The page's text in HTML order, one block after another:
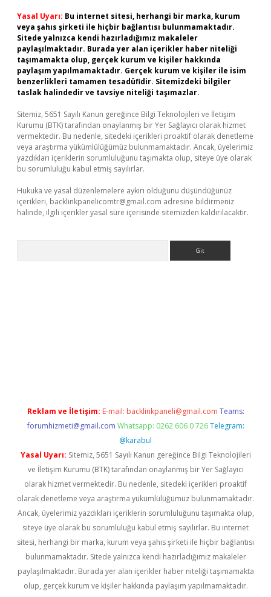
Yasal Uyarı: Bu internet sitesi, herhangi bir marka, kurum
veya şahıs şirketi ile hiçbir bağlantısı bulunmamaktadır.
Sitede yalnızca kendi hazırladığımız makaleler
paylaşılmaktadır. Burada yer alan içerikler haber niteliği
taşımamakta olup, gerçek kurum ve kişiler hakkında
paylaşım yapılmamaktadır. Gerçek kurum ve kişiler ile isim
benzerlikleri tamamen tesadüfidir. Sitemizdeki bilgiler
taslak halindedir ve tavsiye niteliği taşımazlar.
Sitemiz, 5651 Sayılı Kanun gereğince Bilgi Teknolojileri ve İletişim
Kurumu (BTK) tarafından onaylanmış bir Yer Sağlayıcı olarak hizmet
vermektedir. Bu nedenle, sitedeki içerikleri proaktif olarak denetleme
veya araştırma yükümlülüğümüz bulunmamaktadır. Ancak, üyelerimiz
yazdıkları içeriklerin sorumluluğunu taşımakta olup, siteye üye olarak
bu sorumluluğu kabul etmiş sayılırlar.
Hukuka ve yasal düzenlemelere aykırı olduğunu düşündüğünüz
içerikleri, backlinkpanelicomtr@gmail.com adresine bildirmeniz
halinde, ilgili içerikler yasal süre içerisinde sitemizden kaldırılacaktır.
Reklam ve İletişim: E-mail: backlinkpaneli@gmail.com Teams:
forumhizmeti@gmail.com Whatsapp: 0262 606 0 726 Telegram:
@karabul
Yasal Uyarı: Sitemiz, 5651 Sayılı Kanun gereğince Bilgi Teknolojileri
ve İletişim Kurumu (BTK) tarafından onaylanmış bir Yer Sağlayıcı
olarak hizmet vermektedir. Bu nedenle, sitedeki içerikleri proaktif
olarak denetleme veya araştırma yükümlülüğümüz bulunmamaktadır.
Ancak, üyelerimiz yazdıkları içeriklerin sorumluluğunu taşımakta olup,
siteye üye olarak bu sorumluluğu kabul etmiş sayılırlar. Bu internet
sitesi, herhangi bir marka, kurum veya şahıs şirketi ile hiçbir bağlantısı
bulunmamaktadır. Sitede yalnızca kendi hazırladığımız makaleler
paylaşılmaktadır. Burada yer alan içerikler haber niteliği taşımamakta
olup, gerçek kurum ve kişiler hakkında paylaşım yapılmamaktadır.